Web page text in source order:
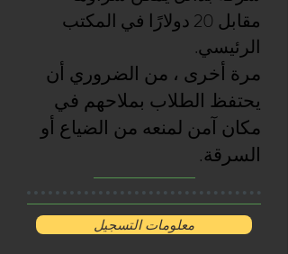
مقابل 20 دولارًا في المكتب
الرئيسي.
مرة أخرى ، من الضروري أن
يحتفظ الطلاب بملاحهم في
مكان آمن لمنعه من الضياع أو
السرقة.
معلومات التسجيل